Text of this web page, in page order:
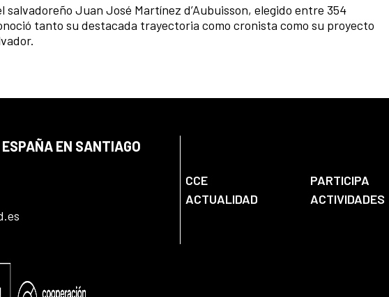
salvadoreño Juan José Martínez d’Aubuisson, elegido entre 354
tanto su destacada trayectoria como cronista como su proyecto
EN SANTIAGO
CCE PARTICIPA
ACTUALIDAD
ACTIVIDADES